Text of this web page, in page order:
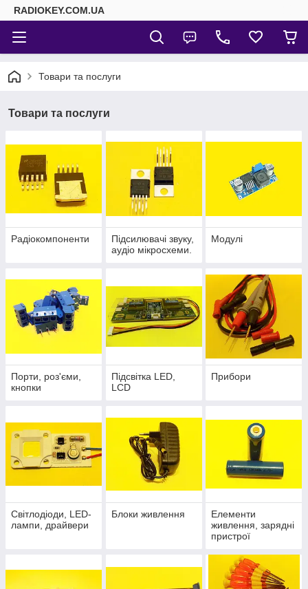
RADIOKEY.COM.UA
Товари та послуги
Товари та послуги
Радіокомпоненти
Підсилювачі звуку,
аудіо мікросхеми.
Модулі
Порти, роз'єми,
кнопки
Підсвітка LED,
LCD
Прибори
Світлодіоди, LED-
лампи, драйвери
Блоки живлення
Елементи
живлення, зарядні
пристрої